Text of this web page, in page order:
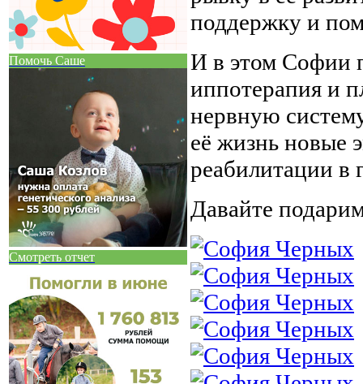
Помочь Саше
Смотреть отчет
поддержку и
И в этом Софии
иппотерапия и
нервную
её жизнь новые
реабилитации в
Давайте